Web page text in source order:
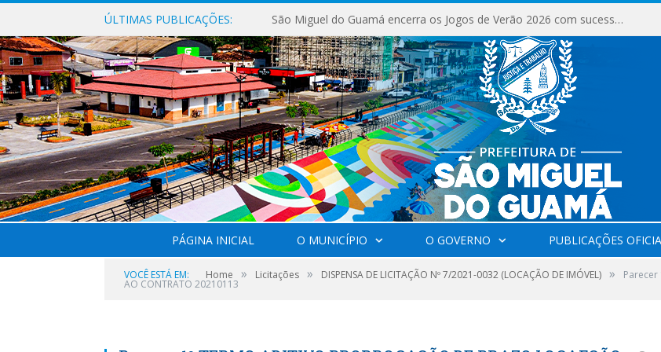
ÚLTIMAS PUBLICAÇÕES: São Miguel do Guamá encerra os Jogos de Verão 2026 com sucesso de público e competições.
PÁGINA INICIAL O MUNICÍPIO O GOVERNO PUBLICAÇÕES
VOCÊ ESTÁ EM: Home » Licitações » DISPENSA DE LICITAÇÃO Nº 7/2021-0032 (LOCAÇÃO DE IMÓVEL) » Parecer
AO CONTRATO 20210113